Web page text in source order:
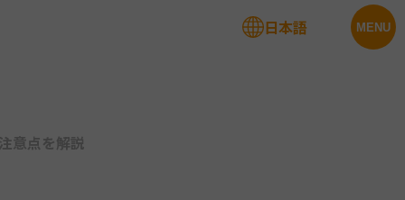
MENU
日本語
意点を解説